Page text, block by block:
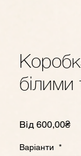
Від 600,00₴За
Варіанти *